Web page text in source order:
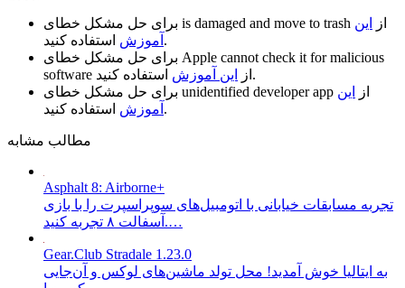
is damaged and move to trash از
این
آموزش استفاده کنید.
Apple cannot check it for malicious
software
از این آموزش
استفاده کنید.
unidentified developer app از
این
آموزش استفاده کنید.
مطالب مشابه
Asphalt 8: Airborne+
تجربه مسابقات خیابانی با اتومبیل‌های سوپراسپرت را با بازی
آسفالت ۸ تجربه کنید.…
Gear.Club Stradale 1.23.0
به ایتالیا خوش آمدید! محل تولد ماشین‌های لوکس و آن‌جایی